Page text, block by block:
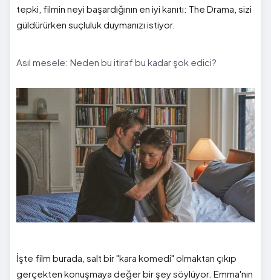
tepki, filmin neyi başardığının en iyi kanıtı: The Drama, sizi
güldürürken suçluluk duymanızı istiyor.
Asıl mesele: Neden bu itiraf bu kadar şok edici?
İşte film burada, salt bir "kara komedi" olmaktan çıkıp
gerçekten konuşmaya değer bir şey söylüyor. Emma'nın